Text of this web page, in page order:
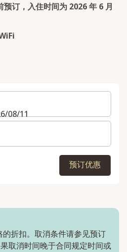
订，入住时间为 2026 年 6 月
08/11
预订优惠
折扣。取消条件请参见预订
取消时间晚于合同规定时间或